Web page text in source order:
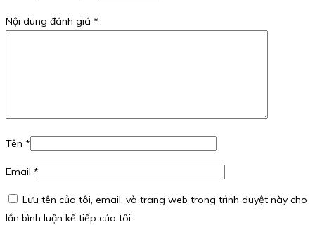
Nội dung đánh giá *
Tên *
Email *
Lưu tên của tôi, email, và trang web trong trình duyệt này cho
lần bình luận kế tiếp của tôi.